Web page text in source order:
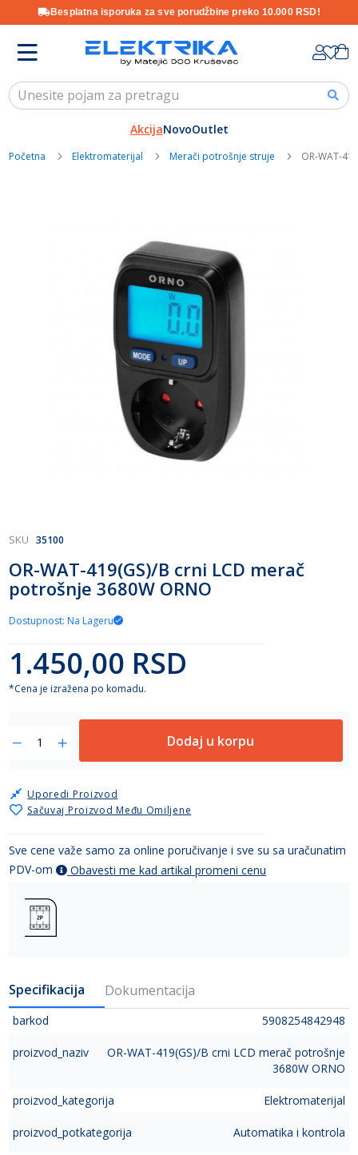
Besplatna isporuka za sve porudžbine preko 10.000 RSD!
Content
AkcijaNovoOutlet
Početna Elektromaterijal Merači potrošnje struje OR-WAT-
Skip
the
beginning
of
the
gallery
OR-WAT-419(GS)/B crni LCD merač
potrošnje 3680W ORNO
SKU 35100
Dostupnost: Na Lageru
1.450,00 RSD
*Cena je izražena po komadu.
Dodaj u korpu
Sačuvaj Proizvod Među Omiljene
Uporedi Proizvod
Sve cene važe samo za online poručivanje i sve su sa uračunatim
PDV-om
Obavesti me kad artikal promeni cenu
Specifikacija Dokumentacija
barkod 5908254842948
proizvod_naziv
OR-WAT-419(GS)/B crni LCD merač potrošnje
3680W ORNO
proizvod_kategorija Elektromaterijal
proizvod_potkategorija Automatika i kontrola